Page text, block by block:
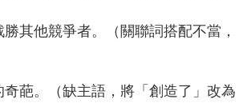
其他競爭者。（關聯詞搭配不當，
葩。（缺主語，將「創造了」改為